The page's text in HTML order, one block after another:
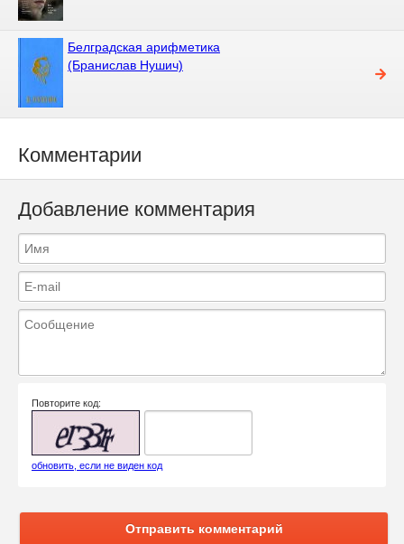
Белградская арифметика
(Бранислав Нушич)
Комментарии
Добавление комментария
Повторите код:
обновить, если не виден код
Отправить комментарий